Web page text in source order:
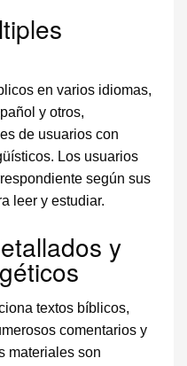
en varios idiomas,
y otros,
de usuarios con
Los usuarios
según sus
leer y estudiar.
y
textos bíblicos,
comentarios y
materiales son